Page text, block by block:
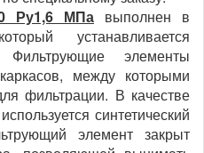
Ру1,6 МПа выполнен в
устанавливается
элементы
между которыми
фильтрации. В качестве
синтетический
элемент закрыт